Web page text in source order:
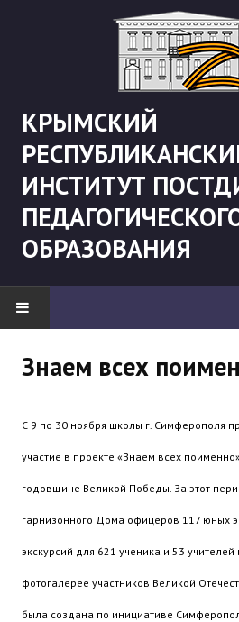
КРЫМСКИЙ
ИНСТИТУТ
ОБРАЗОВАНИЯ
Будни института
ИНСТИТУТ
Противодействие коррупции
Знаем всех
С 9 по 30 ноября школы г. Симферополя
участие в проекте «Знаем всех
годовщине Великой Победы. За этот
гарнизонного Дома офицеров 117 юных
экскурсий для 621 ученика и 53
фотогалерее участников Великой
была создана по инициативе